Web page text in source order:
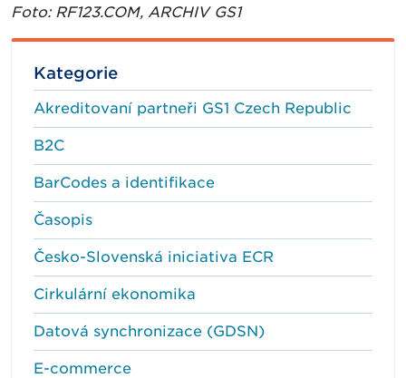
Foto: RF123.COM, ARCHIV GS1
Kategorie
Akreditovaní partneři GS1 Czech Republic
B2C
BarCodes a identifikace
Časopis
Česko-Slovenská iniciativa ECR
Cirkulární ekonomika
Datová synchronizace (GDSN)
E-commerce